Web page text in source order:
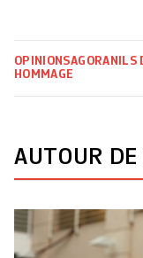
OPINIONSAGORA NILS
HOMMAGE
AUTOUR